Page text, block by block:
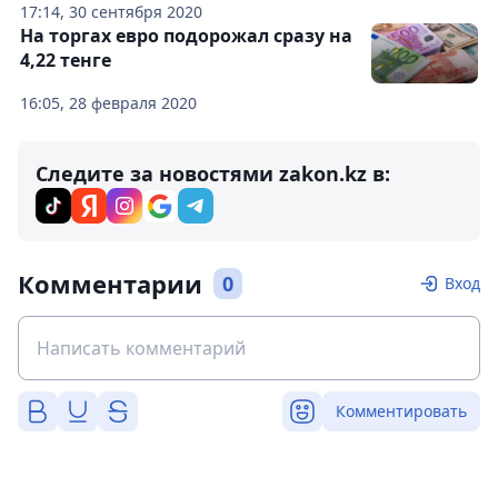
17:14, 30 сентября 2020
16:05, 28 февраля 2020
На торгах евро подорожал сразу на
4,22 тенге
Следите за новостями zakon.kz в:
Комментарии 0 Вход
Комментировать